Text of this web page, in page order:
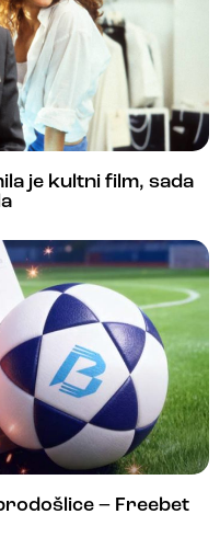
je kultni film, sada
– Freebet